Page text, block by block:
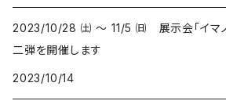
2023/10/28 ㈯ ～ 11/5 ㈰ 展示会「イマ
二弾を開催します
2023/10/14